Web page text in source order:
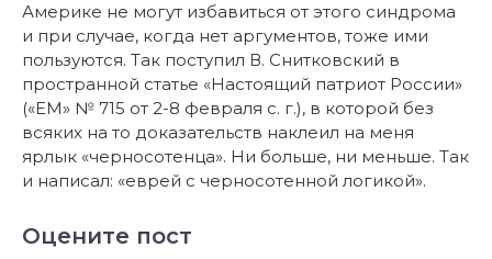
Америке не могут избавиться от этого синдрома
и при случае, когда нет аргументов, тоже ими
пользуются. Так поступил В. Снитковский в
пространной статье «Настоящий патриот России»
(«ЕМ» № 715 от 2-8 февраля с. г.), в которой без
всяких на то доказательств наклеил на меня
ярлык «черносотенца». Ни больше, ни меньше. Так
и написал: «еврей с черносотенной логикой».
Оцените пост